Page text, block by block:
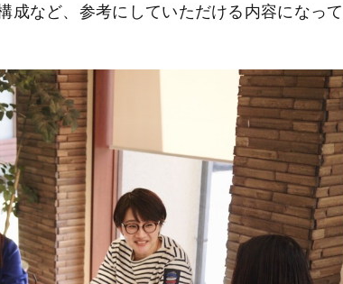
成など、参考にしていただける内容になって